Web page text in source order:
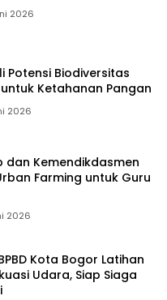
2026
Potensi Biodiversitas
Ketahanan Pangan
2026
dan Kemendikdasmen
Farming untuk Guru
2026
Kota Bogor Latihan
Udara, Siap Siaga